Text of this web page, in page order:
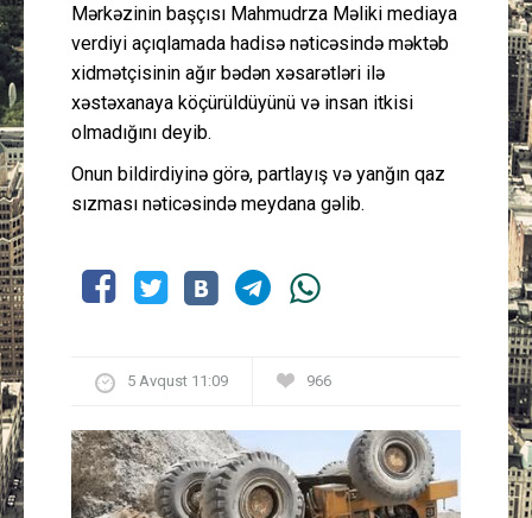
Peşə etikası
Əlaqə
Mərkəzinin başçısı Mahmudrza Məliki mediaya
verdiyi açıqlamada hadisə nəticəsində məktəb
xidmətçisinin ağır bədən xəsarətləri ilə
xəstəxanaya köçürüldüyünü və insan itkisi
olmadığını deyib.
Onun bildirdiyinə görə, partlayış və yanğın qaz
sızması nəticəsində meydana gəlib.
5 Avqust 11:09 966